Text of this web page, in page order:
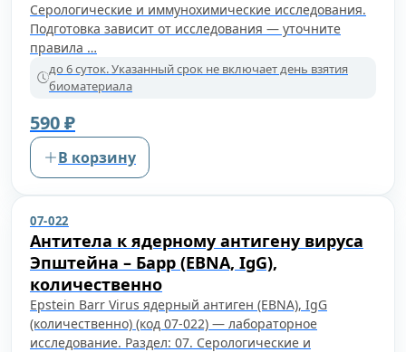
Серологические и иммунохимические исследования.
Подготовка зависит от исследования — уточните
правила …
до 6 суток. Указанный срок не включает день взятия
биоматериала
590 ₽
В корзину
07-022
Антитела к ядерному антигену вируса
Эпштейна – Барр (EBNA, IgG),
количественно
Epstein Barr Virus ядерный антиген (EBNA), IgG
(количественно) (код 07-022) — лабораторное
исследование. Раздел: 07. Серологические и